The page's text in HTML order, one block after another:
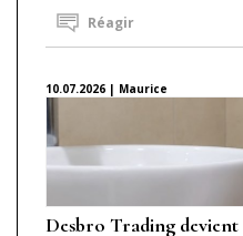
Réagir
10.07.2026 | Maurice
Desbro Trading